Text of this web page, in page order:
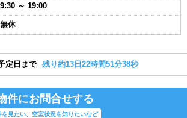
9:30 ～ 19:00
無休
定日まで 残り約13日22時間51分38秒
件にお問合せする
を見たい、空室状況を知りたいなど